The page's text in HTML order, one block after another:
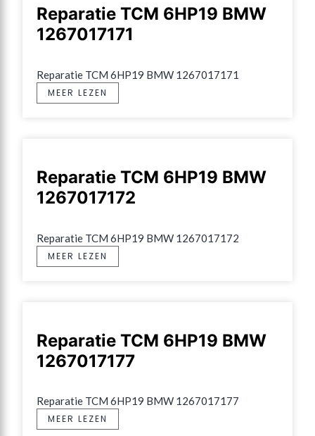
Reparatie TCM 6HP19 BMW
1267017171
Reparatie TCM 6HP19 BMW 1267017171
MEER LEZEN
Reparatie TCM 6HP19 BMW
1267017172
Reparatie TCM 6HP19 BMW 1267017172
MEER LEZEN
Reparatie TCM 6HP19 BMW
1267017177
Reparatie TCM 6HP19 BMW 1267017177
MEER LEZEN